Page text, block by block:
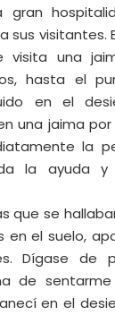
gran
sus visitantes.
visita una
hasta el
en el
una jaima
la
la ayuda y
que se
en el suelo,
Dígase de
de
en el